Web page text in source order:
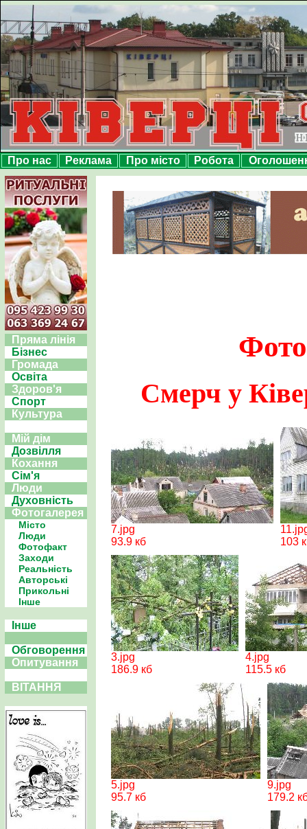
Про нас Реклама Про місто Робота
Пряма лінія
Бізнес
Громада
Освіта
Здоров'я
Спорт
Культура
Мій дім
Дозвілля
Кохання
Сім'я
Люди
Духовність
Фотогалерея
Місто
Люди
Фотофакт
Заходи
Реальність
Авторські
Прикольні
Інше
Інше
Обговорення
Опитування
ВІТАННЯ
Смерч у
7.jpg
93.9 кб
103
3.jpg
186.9 кб
4.jpg
115.5 кб
5.jpg
95.7 кб
9.jpg
179.2